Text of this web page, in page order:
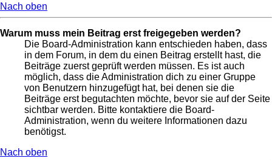
Nach oben
Warum muss mein Beitrag erst freigegeben werden?
Die Board-Administration kann entschieden haben, dass
in dem Forum, in dem du einen Beitrag erstellt hast, die
Beiträge zuerst geprüft werden müssen. Es ist auch
möglich, dass die Administration dich zu einer Gruppe
von Benutzern hinzugefügt hat, bei denen sie die
Beiträge erst begutachten möchte, bevor sie auf der Seite
sichtbar werden. Bitte kontaktiere die Board-
Administration, wenn du weitere Informationen dazu
benötigst.
Nach oben